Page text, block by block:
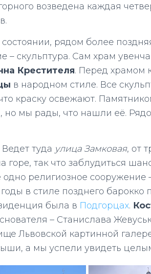
возведена каждая
рядом более
– скульптура. Сам храм
Крестителя. Перед храмом
в народном стиле. Все
краску освежают.
но мы рады, что нашли её.
туда улица Замковая, от
горе, так что заблудиться
одно религиозное сооружение
годы в стиле позднего
была в Подгорцах.
– Станислава
Львовской картинной
а мы успели увидеть